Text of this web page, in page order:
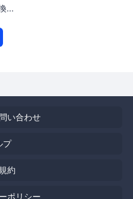
...
い合わせ
プ
約
ポリシー